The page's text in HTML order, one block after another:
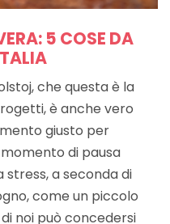
5 COSE DA
che questa è la
è anche vero
giusto per
di pausa
a seconda di
come un piccolo
noi può concedersi